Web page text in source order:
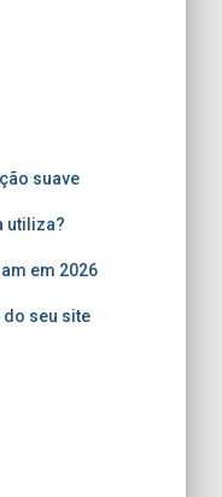
suave
utiliza?
em 2026
seu site